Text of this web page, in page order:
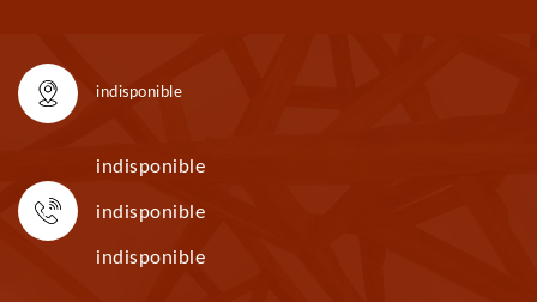
indisponible
indisponible
indisponible
indisponible